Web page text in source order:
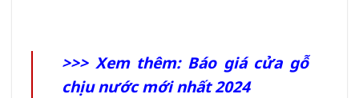
>>> Xem thêm: Báo giá cửa gỗ
chịu nước mới nhất 2024